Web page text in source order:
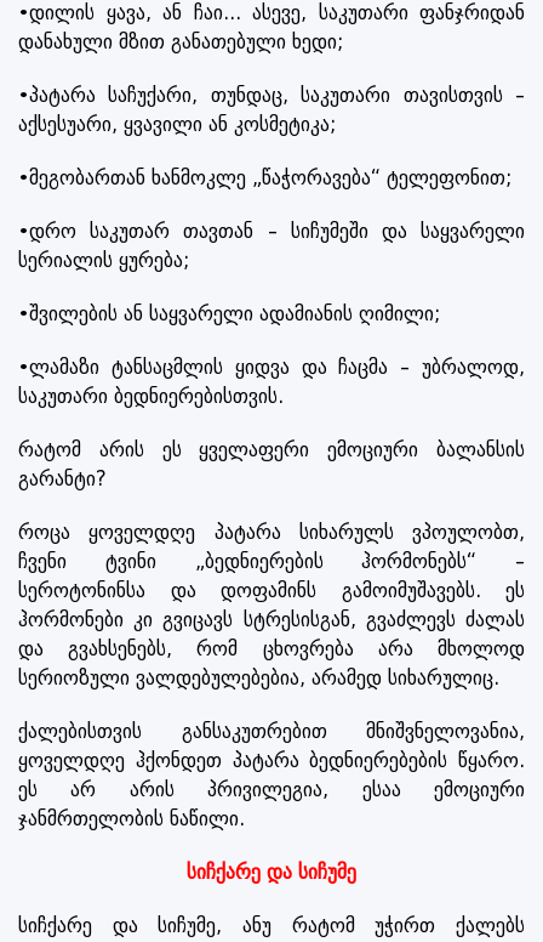
•დილის ყავა, ან ჩაი... ასევე, საკუთარი ფანჯრიდან
დანახული მზით განათებული ხედი;
•პატარა საჩუქარი, თუნდაც, საკუთარი თავისთვის –
აქსესუარი, ყვავილი ან კოსმეტიკა;
•მეგობართან ხანმოკლე „წაჭორავება“ ტელეფონით;
•დრო საკუთარ თავთან – სიჩუმეში და საყვარელი
სერიალის ყურება;
•შვილების ან საყვარელი ადამიანის ღიმილი;
•ლამაზი ტანსაცმლის ყიდვა და ჩაცმა – უბრალოდ,
საკუთარი ბედნიერებისთვის.
რატომ არის ეს ყველაფერი ემოციური ბალანსის
გარანტი?
როცა ყოველდღე პატარა სიხარულს ვპოულობთ,
ჩვენი ტვინი „ბედნიერების ჰორმონებს“ –
სეროტონინსა და დოფამინს გამოიმუშავებს. ეს
ჰორმონები კი გვიცავს სტრესისგან, გვაძლევს ძალას
და გვახსენებს, რომ ცხოვრება არა მხოლოდ
სერიოზული ვალდებულებებია, არამედ სიხარულიც.
ქალებისთვის განსაკუთრებით მნიშვნელოვანია,
ყოველდღე ჰქონდეთ პატარა ბედნიერებების წყარო.
ეს არ არის პრივილეგია, ესაა ემოციური
ჯანმრთელობის ნაწილი.
სიჩქარე და სიჩუმე
სიჩქარე და სიჩუმე, ანუ რატომ უჭირთ ქალებს